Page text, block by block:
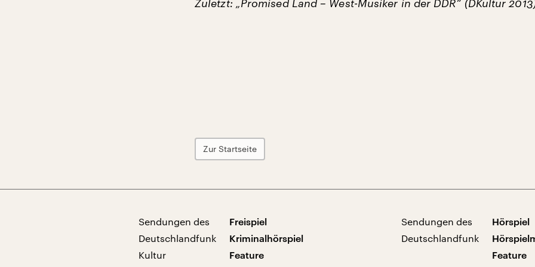
Zuletzt: „Promised Land – West-Musiker in der DDR“ (DKultur
Zur Startseite
Sendungen des
Deutschlandfunk
Kultur
Freispiel
Kriminalhörspiel
Feature
Sendungen des
Deutschlandfunk
Hörspiel
Feature